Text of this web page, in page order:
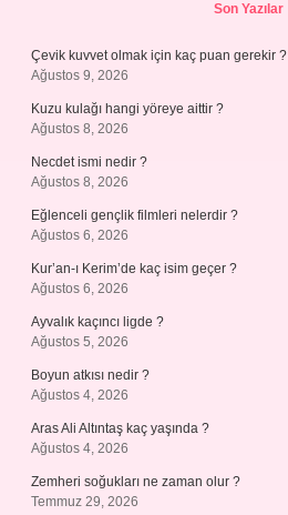
Son Yazılar
Çevik kuvvet olmak için kaç puan gerekir ?
Ağustos 9, 2026
Kuzu kulağı hangi yöreye aittir ?
Ağustos 8, 2026
Necdet ismi nedir ?
Ağustos 8, 2026
Eğlenceli gençlik filmleri nelerdir ?
Ağustos 6, 2026
Kur’an-ı Kerim’de kaç isim geçer ?
Ağustos 6, 2026
Ayvalık kaçıncı ligde ?
Ağustos 5, 2026
Boyun atkısı nedir ?
Ağustos 4, 2026
Aras Ali Altıntaş kaç yaşında ?
Ağustos 4, 2026
Zemheri soğukları ne zaman olur ?
Temmuz 29, 2026